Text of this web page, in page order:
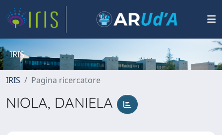
IRIS
IRIS Pagina ricercatore
NIOLA, DANIELA